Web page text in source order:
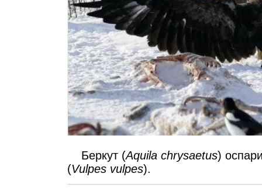
Беркут (Aquila chrysaetus)
(Vulpes vulpes).